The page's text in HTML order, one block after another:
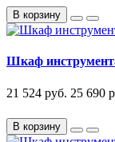
В корзину
Шкаф
21 524 руб. 25 690
В корзину